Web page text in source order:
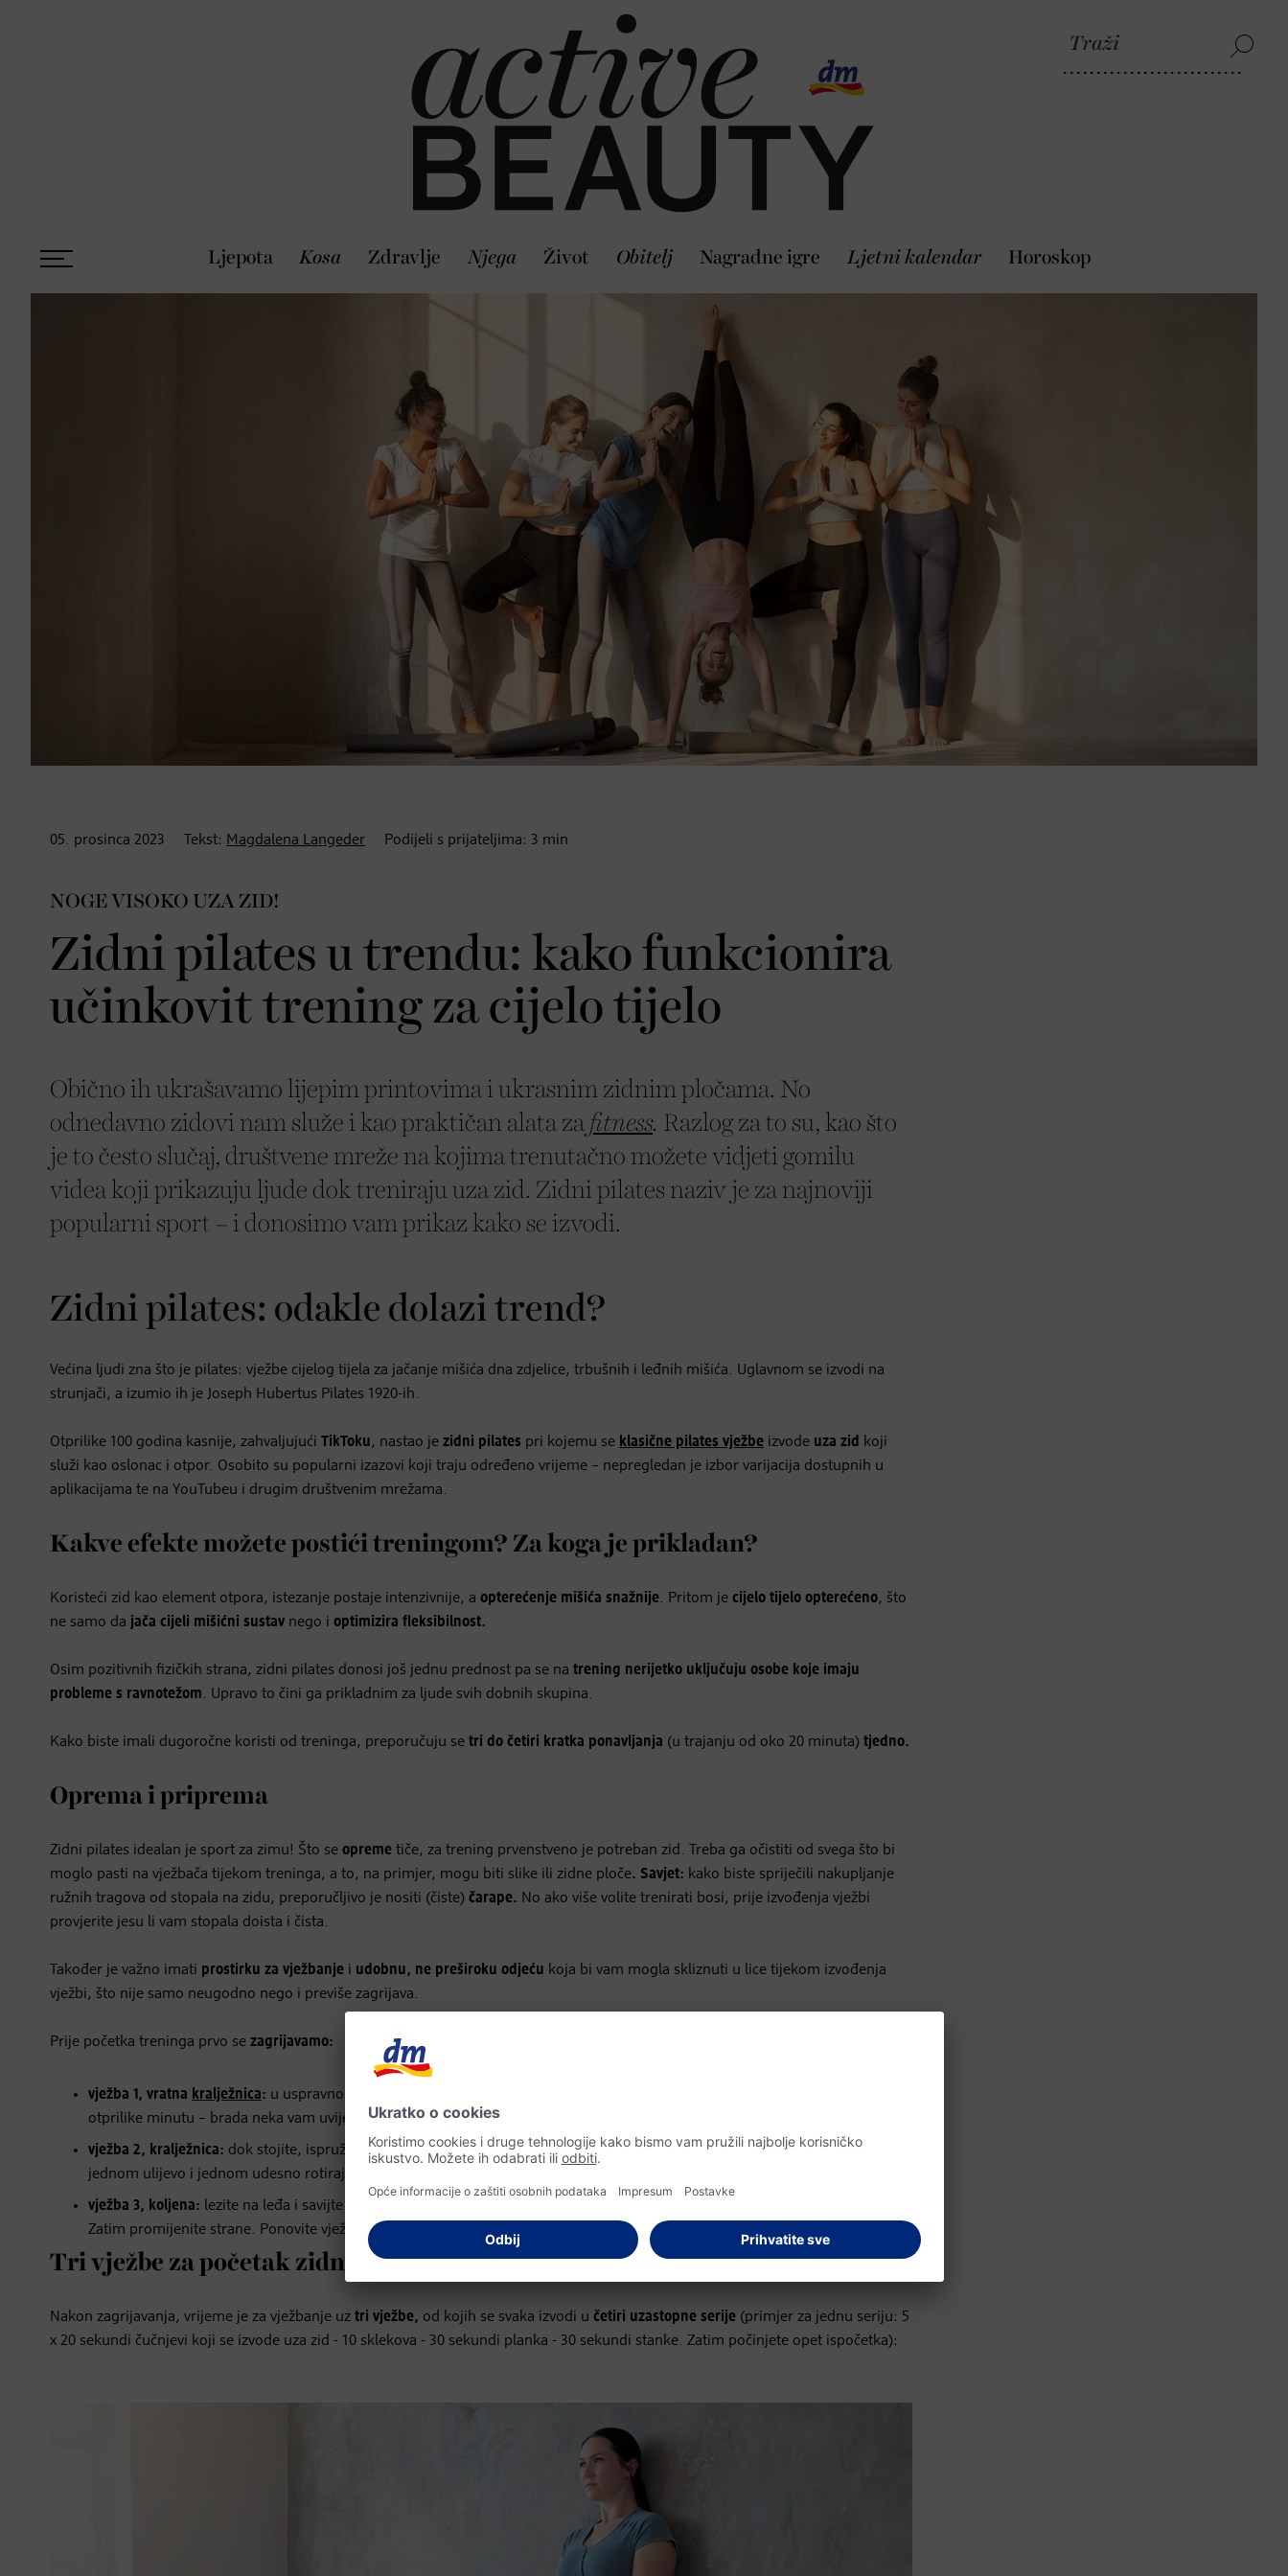
Ljepota Kosa Zdravlje Njega Život Obitelj Nagradne igre Ljetni kalendar Horoskop
05. prosinca 2023 Tekst: Magdalena Langeder Podijeli s prijateljima: 3 min
NOGE VISOKO UZA ZID!
Zidni pilates u trendu: kako funkcionira
učinkovit trening za cijelo tijelo
Obično ih ukrašavamo lijepim printovima i ukrasnim zidnim pločama. No
odnedavno zidovi nam služe i kao praktičan alata za fitness. Razlog za to su, kao što
je to često slučaj, društvene mreže na kojima trenutačno možete vidjeti gomilu
videa koji prikazuju ljude dok treniraju uza zid. Zidni pilates naziv je za najnoviji
popularni sport – i donosimo vam prikaz kako se izvodi.
Zidni pilates: odakle dolazi trend?
Većina ljudi zna što je pilates: vježbe cijelog tijela za jačanje mišića dna zdjelice, trbušnih i leđnih mišića. Uglavnom se izvodi na
strunjači, a izumio ih je Joseph Hubertus Pilates 1920-ih.
Otprilike 100 godina kasnije, zahvaljujući TikToku, nastao je zidni pilates pri kojemu se klasične pilates vježbe izvode uza zid koji
služi kao oslonac i otpor. Osobito su popularni izazovi koji traju određeno vrijeme – nepregledan je izbor varijacija dostupnih u
aplikacijama te na YouTubeu i drugim društvenim mrežama.
Kakve efekte možete postići treningom? Za koga je prikladan?
Koristeći zid kao element otpora, istezanje postaje intenzivnije, a opterećenje mišića snažnije. Pritom je cijelo tijelo opterećeno, što
ne samo da jača cijeli mišićni sustav nego i optimizira fleksibilnost.
Osim pozitivnih fizičkih strana, zidni pilates donosi još jednu prednost pa se na trening nerijetko uključuju osobe koje imaju
probleme s ravnotežom. Upravo to čini ga prikladnim za ljude svih dobnih skupina.
Kako biste imali dugoročne koristi od treninga, preporučuju se tri do četiri kratka ponavljanja (u trajanju od oko 20 minuta) tjedno.
Oprema i priprema
Zidni pilates idealan je sport za zimu! Što se opreme tiče, za trening prvenstveno je potreban zid. Treba ga očistiti od svega što bi
moglo pasti na vježbača tijekom treninga, a to, na primjer, mogu biti slike ili zidne ploče. Savjet: kako biste spriječili nakupljanje
ružnih tragova od stopala na zidu, preporučljivo je nositi (čiste) čarape. No ako više volite trenirati bosi, prije izvođenja vježbi
provjerite jesu li vam stopala doista i čista.
Također je važno imati prostirku za vježbanje i udobnu, ne preširoku odjeću koja bi vam mogla skliznuti u lice tijekom izvođenja
vježbi, što nije samo neugodno nego i previše zagrijava.
Prije početka treninga prvo se zagrijavamo:
vježba 1, vratna kralježnica: u uspravnom sjedećem položaju polako rotirajte glavu od jednog ramena prema drugome
otprilike minutu – brada neka vam uvijek bude usmjerena prema prsnoj kosti.
vježba 2, kralježnica: dok stojite, ispružite ruke u stranu - dlanove okrenite prema gore. Okrenite gornji dio tijela i glavu
jednom ulijevo i jednom udesno rotirajućim pokretima, držeći kukove ravno. Ponovite vježbu nekoliko puta.
vježba 3, koljena: lezite na leđa i savijte noge. Povucite jedno koljeno prema sebi i lagano njime kružite oko 30 sekundi.
Zatim promijenite strane. Ponovite vježbu ukupno tri puta.
Tri vježbe za početak zidnog pilatesa
Nakon zagrijavanja, vrijeme je za vježbanje uz tri vježbe, od kojih se svaka izvodi u četiri uzastopne serije (primjer za jednu seriju: 5
x 20 sekundi čučnjevi koji se izvode uza zid - 10 sklekova - 30 sekundi planka - 30 sekundi stanke. Zatim počinjete opet ispočetka):